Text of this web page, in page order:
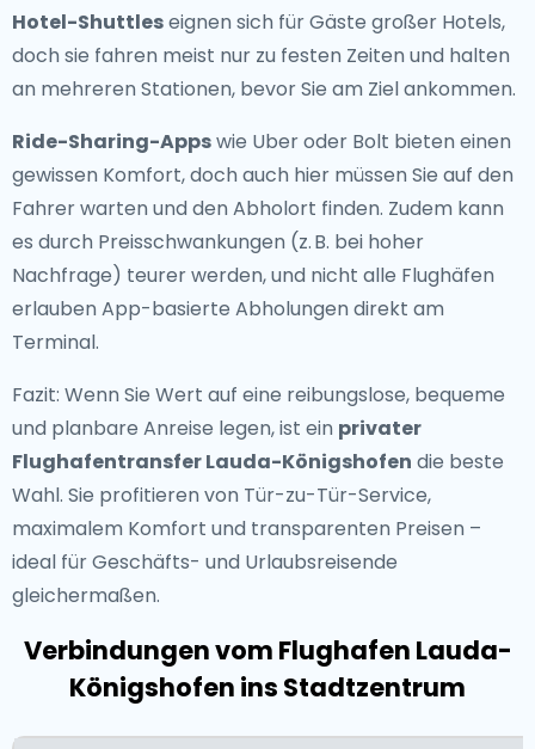
Hotel-Shuttleseignen sich für Gäste großer Hotels,
doch sie fahren meist nur zu festen Zeiten und halten
an mehreren Stationen, bevor Sie am Ziel ankommen.
Ride-Sharing-Appswie Uber oder Bolt bieten einen
gewissen Komfort, doch auch hier müssen Sie auf den
Fahrer warten und den Abholort finden. Zudem kann
es durch Preisschwankungen (z. B. bei hoher
Nachfrage) teurer werden, und nicht alle Flughäfen
erlauben App-basierte Abholungen direkt am
Terminal.
Fazit: Wenn Sie Wert auf eine reibungslose, bequeme
und planbare Anreise legen, ist ein privater
Flughafentransfer Lauda-Königshofen die beste
Wahl. Sie profitieren von Tür-zu-Tür-Service,
maximalem Komfort und transparenten Preisen –
ideal für Geschäfts- und Urlaubsreisende
gleichermaßen.
Verbindungen vom Flughafen Lauda-
Königshofen ins Stadtzentrum